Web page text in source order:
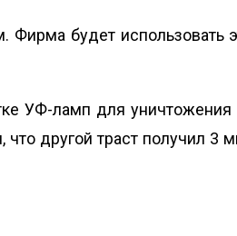
будет использовать
УФ-ламп для уничтожения
другой траст получил 3